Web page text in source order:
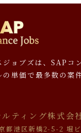
ョブズは、SAPコ
単価で最多数の案
ティング株式会
港区新橋2-5-2 堀ビ